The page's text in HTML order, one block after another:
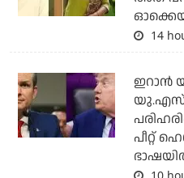
14
ഇറാന്‍
യു.എസ്
പീറ്റ്